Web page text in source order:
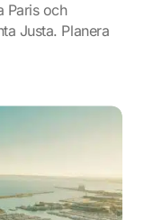
Paris och
Justa. Planera